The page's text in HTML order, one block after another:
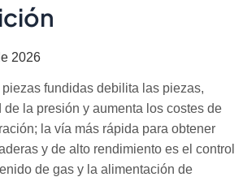
2026
fundidas debilita las piezas,
la presión y aumenta los costes de
la vía más rápida para obtener
y de alto rendimiento es el control
de gas y la alimentación de